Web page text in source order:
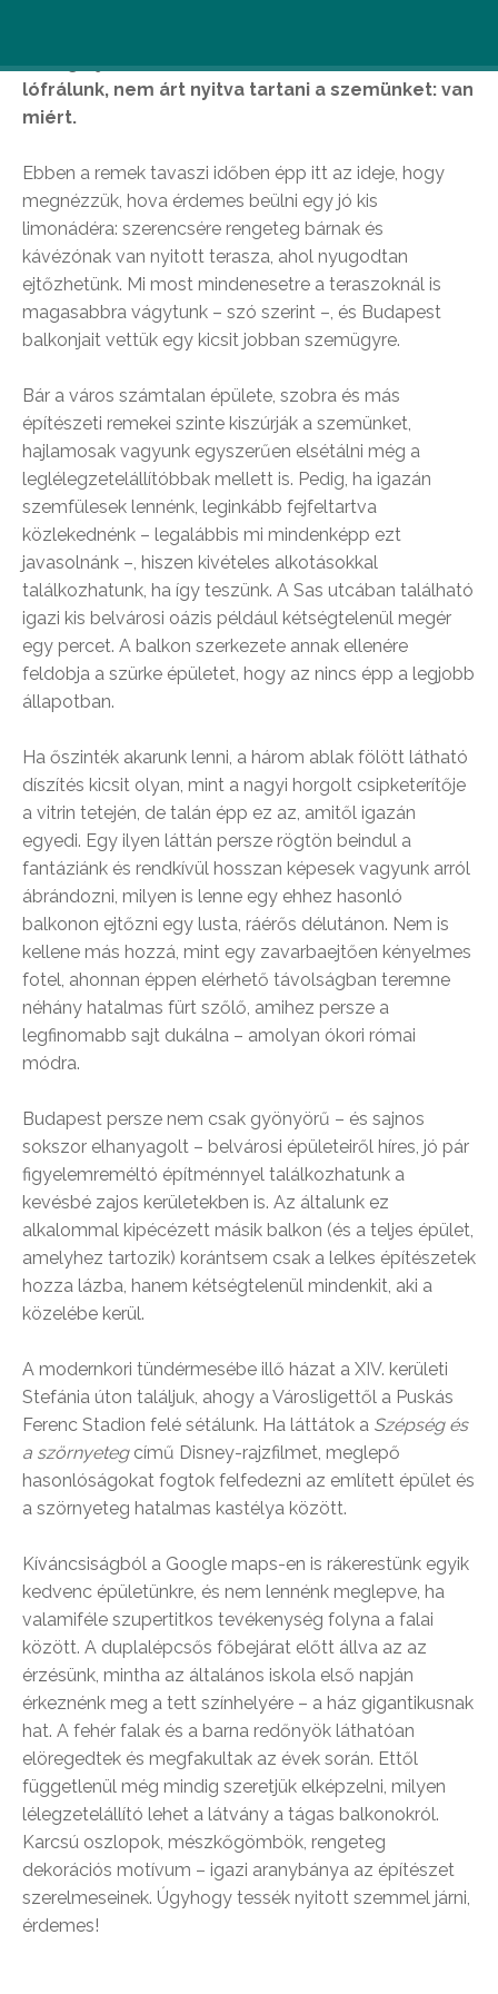
simogatják az arcunkat, miközben a város utcáin
lófrálunk, nem árt nyitva tartani a szemünket: van
miért.
Ebben a remek tavaszi időben épp itt az ideje, hogy
megnézzük, hova érdemes beülni egy jó kis
limonádéra: szerencsére rengeteg bárnak és
kávézónak van nyitott terasza, ahol nyugodtan
ejtőzhetünk. Mi most mindenesetre a teraszoknál is
magasabbra vágytunk – szó szerint –, és Budapest
balkonjait vettük egy kicsit jobban szemügyre.
Bár a város számtalan épülete, szobra és más
építészeti remekei szinte kiszúrják a szemünket,
hajlamosak vagyunk egyszerűen elsétálni még a
leglélegzetelállítóbbak mellett is. Pedig, ha igazán
szemfülesek lennénk, leginkább fejfeltartva
közlekednénk – legalábbis mi mindenképp ezt
javasolnánk –, hiszen kivételes alkotásokkal
találkozhatunk, ha így teszünk. A Sas utcában található
igazi kis belvárosi oázis például kétségtelenül megér
egy percet. A balkon szerkezete annak ellenére
feldobja a szürke épületet, hogy az nincs épp a legjobb
állapotban.
Ha őszinték akarunk lenni, a három ablak fölött látható
díszítés kicsit olyan, mint a nagyi horgolt csipketerítője
a vitrin tetején, de talán épp ez az, amitől igazán
egyedi. Egy ilyen láttán persze rögtön beindul a
fantáziánk és rendkívül hosszan képesek vagyunk arról
ábrándozni, milyen is lenne egy ehhez hasonló
balkonon ejtőzni egy lusta, ráérős délutánon. Nem is
kellene más hozzá, mint egy zavarbaejtően kényelmes
fotel, ahonnan éppen elérhető távolságban teremne
néhány hatalmas fürt szőlő, amihez persze a
legfinomabb sajt dukálna – amolyan ókori római
módra.
Budapest persze nem csak gyönyörű – és sajnos
sokszor elhanyagolt – belvárosi épületeiről híres, jó pár
figyelemreméltó építménnyel találkozhatunk a
kevésbé zajos kerületekben is. Az általunk ez
alkalommal kipécézett másik balkon (és a teljes épület,
amelyhez tartozik) korántsem csak a lelkes építészetek
hozza lázba, hanem kétségtelenül mindenkit, aki a
közelébe kerül.
A modernkori tündérmesébe illő házat a XIV. kerületi
Stefánia úton találjuk, ahogy a Városligettől a Puskás
Ferenc Stadion felé sétálunk. Ha láttátok a Szépség és
a szörnyetegcímű Disney-rajzfilmet, meglepő
hasonlóságokat fogtok felfedezni az említett épület és
a szörnyeteg hatalmas kastélya között.
Kíváncsiságból a Google maps-en is rákerestünk egyik
kedvenc épületünkre, és nem lennénk meglepve, ha
valamiféle szupertitkos tevékenység folyna a falai
között. A duplalépcsős főbejárat előtt állva az az
érzésünk, mintha az általános iskola első napján
érkeznénk meg a tett színhelyére – a ház gigantikusnak
hat. A fehér falak és a barna redőnyök láthatóan
elöregedtek és megfakultak az évek során. Ettől
függetlenül még mindig szeretjük elképzelni, milyen
lélegzetelállító lehet a látvány a tágas balkonokról.
Karcsú oszlopok, mészkőgömbök, rengeteg
dekorációs motívum – igazi aranybánya az építészet
szerelmeseinek. Úgyhogy tessék nyitott szemmel járni,
érdemes!